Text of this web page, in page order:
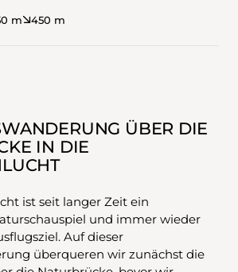
m 450 m
ÜBER DIE
IN DIE
ist seit langer Zeit ein
und immer wieder
Auf dieser
überqueren wir zunächst die